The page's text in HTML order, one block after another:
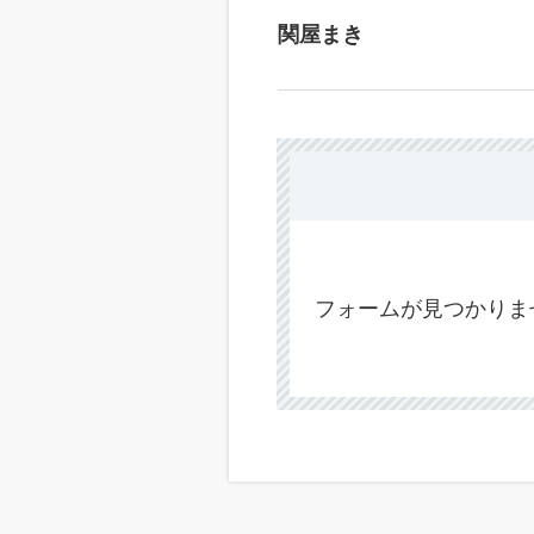
関屋まき
フォームが見つかり